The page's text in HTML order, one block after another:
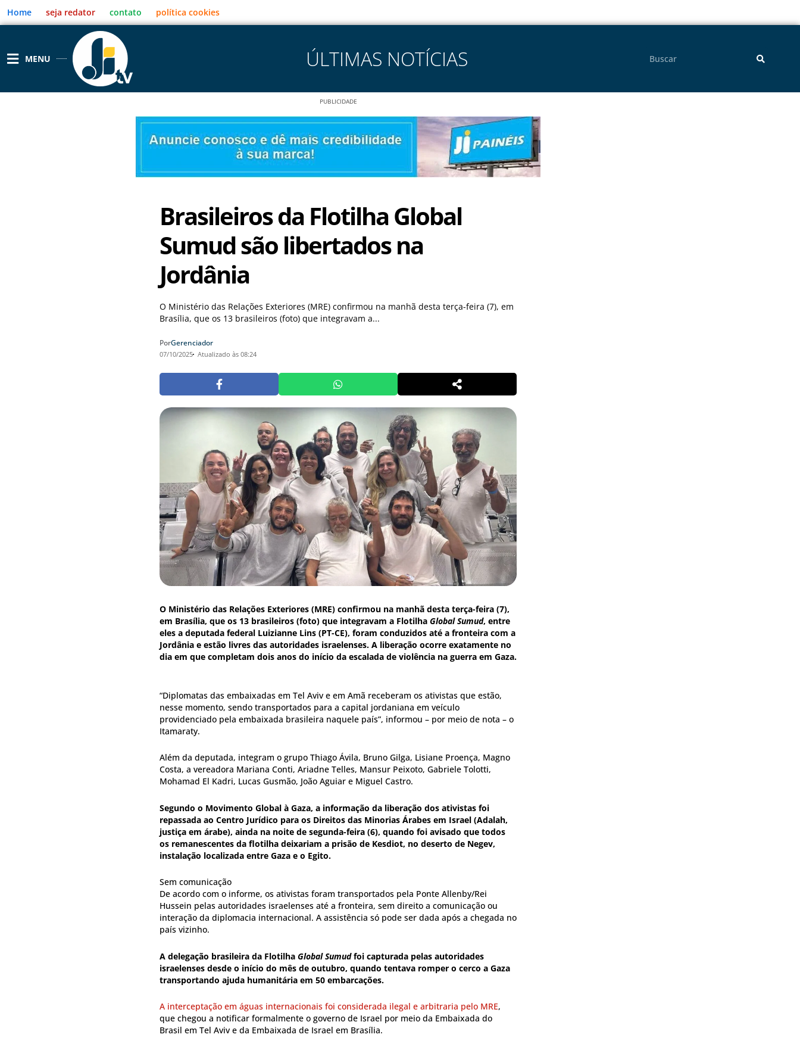
para
o
Home seja redator contato política cookies
MENU ÚLTIMAS NOTÍCIAS
PUBLICIDADE
Brasileiros da Flotilha Global
Sumud são libertados na
Jordânia
O Ministério das Relações Exteriores (MRE) confirmou na manhã desta terça-feira (7), em
Brasília, que os 13 brasileiros (foto) que integravam a...
PorGerenciador
07/10/2025 Atualizado às 08:24
O Ministério das Relações Exteriores (MRE) confirmou na manhã desta terça-feira (7),
em Brasília, que os 13 brasileiros (foto) que integravam a Flotilha Global Sumud, entre
eles a deputada federal Luizianne Lins (PT-CE), foram conduzidos até a fronteira com a
Jordânia e estão livres das autoridades israelenses. A liberação ocorre exatamente no
dia em que completam dois anos do início da escalada de violência na guerra em Gaza.
“Diplomatas das embaixadas em Tel Aviv e em Amã receberam os ativistas que estão,
nesse momento, sendo transportados para a capital jordaniana em veículo
providenciado pela embaixada brasileira naquele país”, informou – por meio de nota – o
Itamaraty.
Além da deputada, integram o grupo Thiago Ávila, Bruno Gilga, Lisiane Proença, Magno
Costa, a vereadora Mariana Conti, Ariadne Telles, Mansur Peixoto, Gabriele Tolotti,
Mohamad El Kadri, Lucas Gusmão, João Aguiar e Miguel Castro.
Segundo o Movimento Global à Gaza, a informação da liberação dos ativistas foi
repassada ao Centro Jurídico para os Direitos das Minorias Árabes em Israel (Adalah,
justiça em árabe), ainda na noite de segunda-feira (6), quando foi avisado que todos
os remanescentes da flotilha deixariam a prisão de Kesdiot, no deserto de Negev,
instalação localizada entre Gaza e o Egito.
Sem comunicação
De acordo com o informe, os ativistas foram transportados pela Ponte Allenby/Rei
Hussein pelas autoridades israelenses até a fronteira, sem direito a comunicação ou
interação da diplomacia internacional. A assistência só pode ser dada após a chegada no
país vizinho.
A delegação brasileira da Flotilha Global Sumudfoi capturada pelas autoridades
israelenses desde o início do mês de outubro, quando tentava romper o cerco a Gaza
transportando ajuda humanitária em 50 embarcações.
A interceptação em águas internacionais foi considerada ilegal e arbitraria pelo MRE,
que chegou a notificar formalmente o governo de Israel por meio da Embaixada do
Brasil em Tel Aviv e da Embaixada de Israel em Brasília.